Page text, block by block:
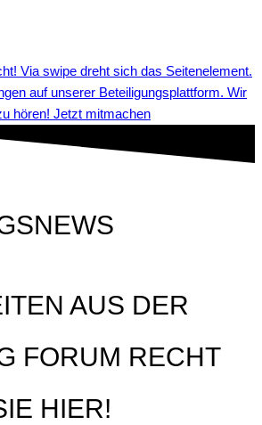
auf unserer Beteiligungsplattform. Wir
hören! Jetzt mitmachen
AUS DER
FORUM RECHT
HIER!